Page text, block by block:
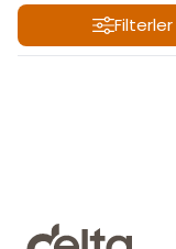
Filterler
Filterler